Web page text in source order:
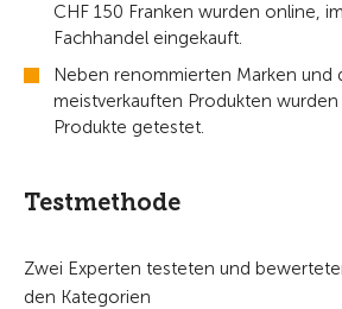
CHF 150 Franken wurden online,
Fachhandel eingekauft.
Neben renommierten Marken und
meistverkauften Produkten
Produkte getestet.
Testmethode
Zwei Experten testeten und
den Kategorien